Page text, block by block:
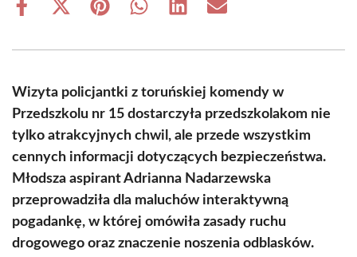
Share
Share
(Twitter)
Share Share Share Share
Wizyta policjantki z toruńskiej komendy w
Przedszkolu nr 15 dostarczyła przedszkolakom nie
tylko atrakcyjnych chwil, ale przede wszystkim
cennych informacji dotyczących bezpieczeństwa.
Młodsza aspirant Adrianna Nadarzewska
przeprowadziła dla maluchów interaktywną
pogadankę, w której omówiła zasady ruchu
drogowego oraz znaczenie noszenia odblasków.